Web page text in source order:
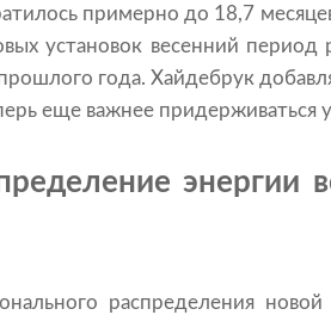
примерно до 18,7
установок весенний период
года. Хайдебрук
еще важнее придерживаться
распределения